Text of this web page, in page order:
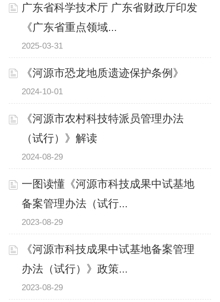
广东省科学技术厅 广东省财政厅印发
《广东省重点领域...
2025-03-31
《河源市恐龙地质遗迹保护条例》
2024-10-01
《河源市农村科技特派员管理办法
（试行）》解读
2024-08-29
一图读懂《河源市科技成果中试基地
备案管理办法（试行...
2023-08-29
《河源市科技成果中试基地备案管理
办法（试行）》政策...
2023-08-29